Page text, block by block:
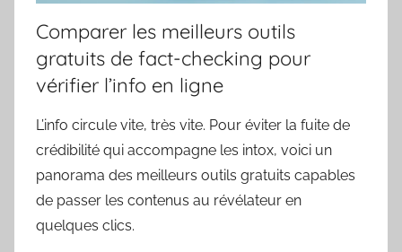
Comparer les meilleurs outils
gratuits de fact-checking pour
vérifier l’info en ligne
L’info circule vite, très vite. Pour éviter la fuite de
crédibilité qui accompagne les intox, voici un
panorama des meilleurs outils gratuits capables
de passer les contenus au révélateur en
quelques clics.